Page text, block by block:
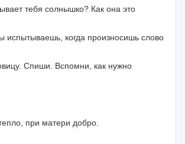
тебя солнышко? Как она это
испытываешь, когда произносишь слово
Спиши. Вспомни, как нужно
при матери добро.